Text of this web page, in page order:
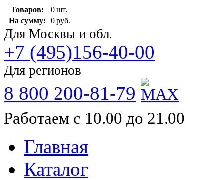
Товаров:
0 шт.
На сумму:
0 руб.
Для Москвы и обл.
+7 (495)156-40-00
Для регионов
8 800 200-81-79
Работаем с 10.00 до 21.00
Главная
Каталог